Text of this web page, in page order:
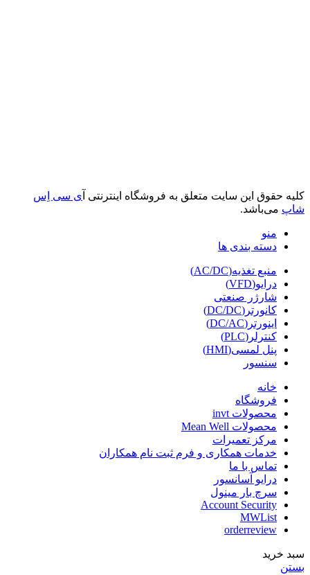
کلیه حقوق این سایت متعلق به فروشگاه اینترنتی آ ی سی اِس
شاپ می‌باشد.
منو
دسته بندی ها
منبع تغذیه(AC/DC)
درایو(VFD)
شارژر صنعتی
کانورتر(DC/DC)
اینورتر(DC/AC)
کنترلر(PLC)
پنل لمسی(HMI)
سنسور
خانه
فروشگاه
محصولات invt
محصولات Mean Well
مرکز تعمیرات
خدمات همکاری و فرم ثبت نام همکاران
تماس با ما
درایو آسانسور
سرچ بار مینول
Account Security
MWList
orderreview
سبد خرید
بستن